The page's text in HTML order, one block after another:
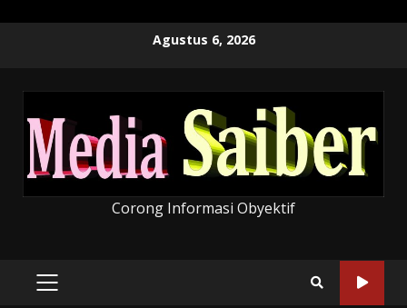
Agustus 6, 2026
Corong Informasi Obyektif
PRIMARY